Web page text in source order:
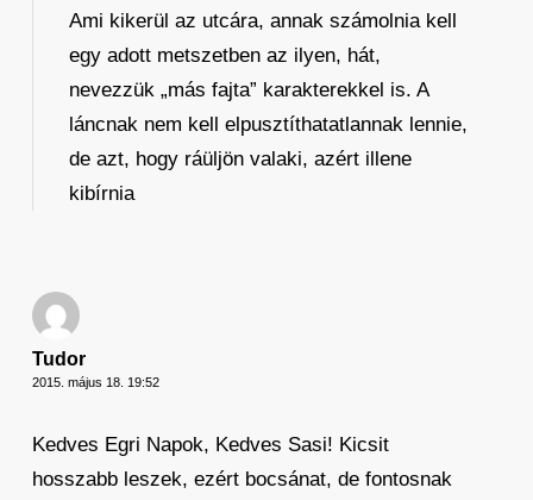
Ami kikerül az utcára, annak számolnia kell
egy adott metszetben az ilyen, hát,
nevezzük „más fajta” karakterekkel is. A
láncnak nem kell elpusztíthatatlannak lennie,
de azt, hogy ráüljön valaki, azért illene
kibírnia
Tudor
2015. május 18. 19:52
Kedves Egri Napok, Kedves Sasi! Kicsit
hosszabb leszek, ezért bocsánat, de fontosnak